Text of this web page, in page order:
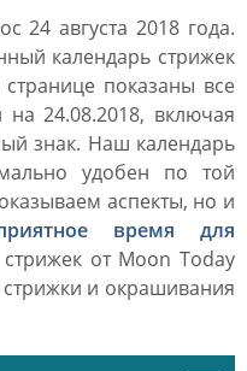
24 августа 2018 года.
календарь стрижек
показаны все
24.08.2018, включая
знак. Наш календарь
удобен по той
аспекты, но и
время для
от Moon Today
и окрашивания